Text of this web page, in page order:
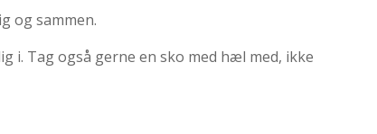
og sammen.
i. Tag også gerne en sko med hæl med, ikke